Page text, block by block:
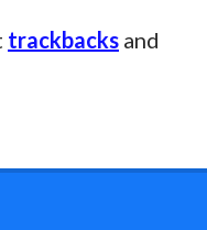
trackbacks and